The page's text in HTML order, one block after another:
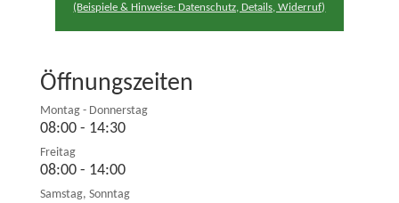
(Beispiele & Hinweise: Datenschutz, Details, Widerruf)
Öffnungszeiten
Montag - Donnerstag
08:00 - 14:30
Freitag
08:00 - 14:00
Samstag, Sonntag